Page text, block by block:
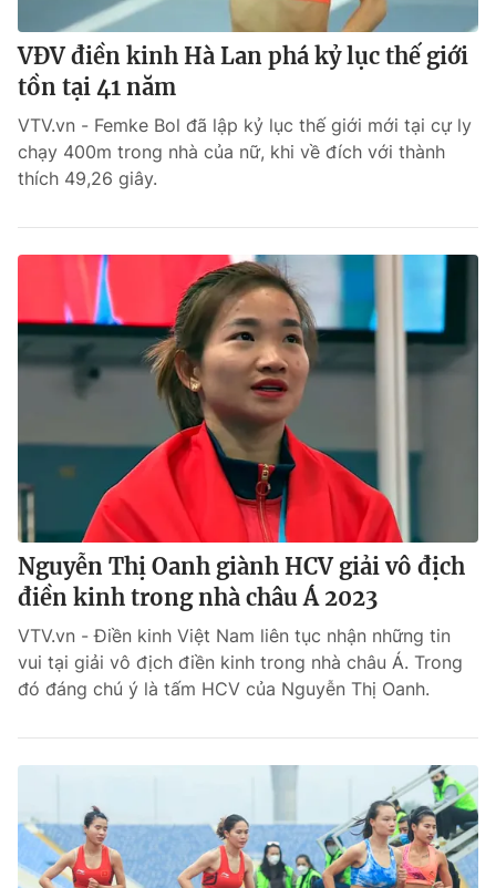
VĐV điền kinh Hà Lan phá kỷ lục thế giới
tồn tại 41 năm
VTV.vn - Femke Bol đã lập kỷ lục thế giới mới tại cự ly
chạy 400m trong nhà của nữ, khi về đích với thành
thích 49,26 giây.
Nguyễn Thị Oanh giành HCV giải vô địch
điền kinh trong nhà châu Á 2023
VTV.vn - Điền kinh Việt Nam liên tục nhận những tin
vui tại giải vô địch điền kinh trong nhà châu Á. Trong
đó đáng chú ý là tấm HCV của Nguyễn Thị Oanh.